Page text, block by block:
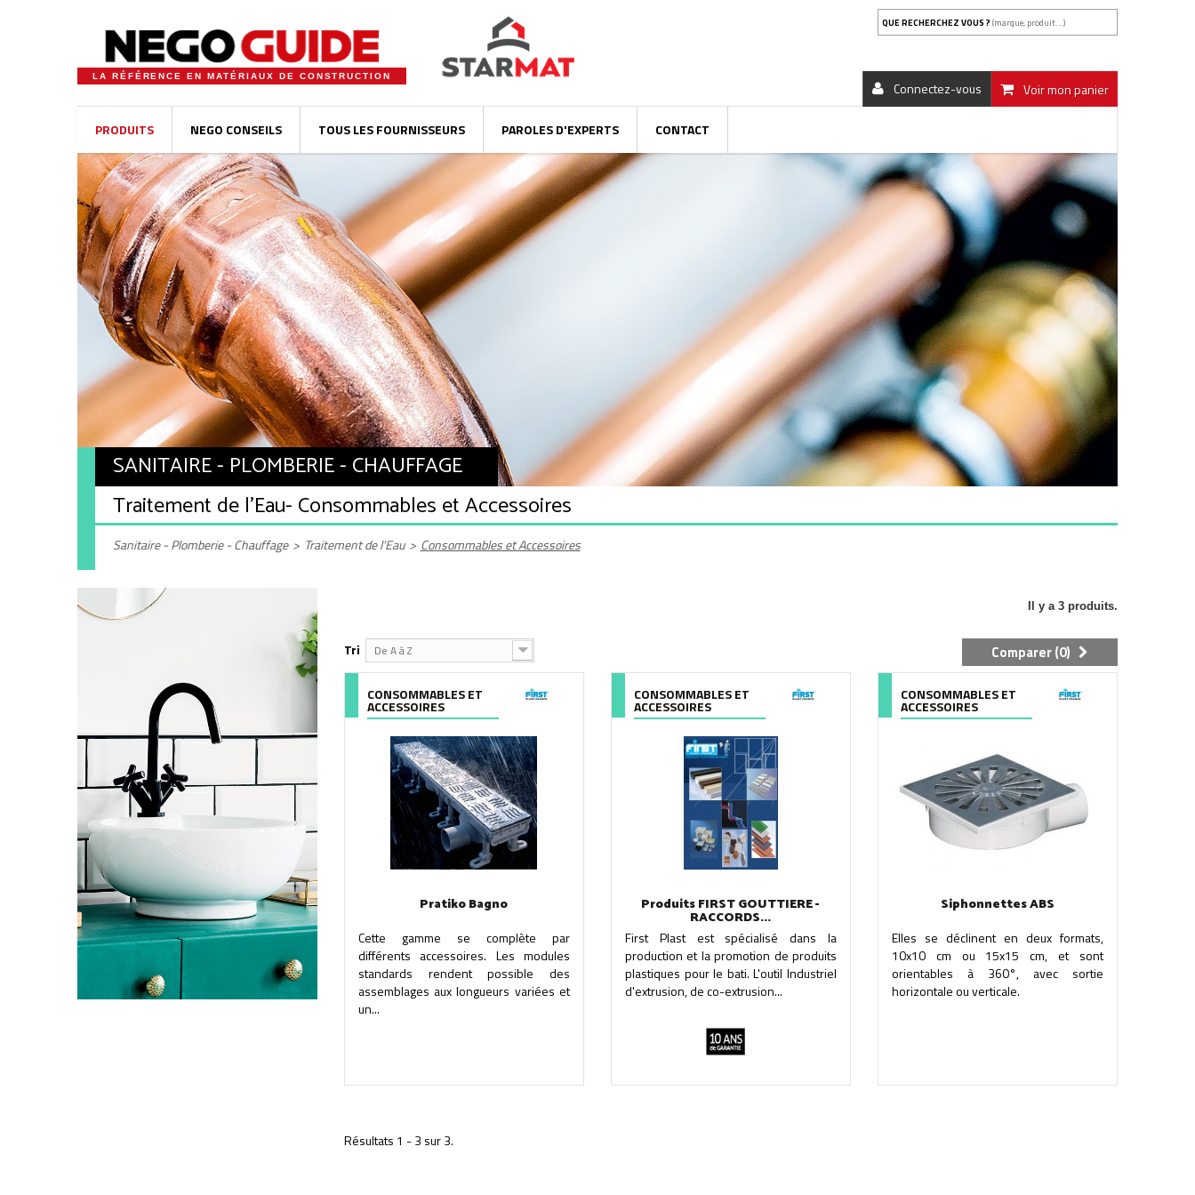
LA RÉFÉRENCE EN MATÉRIAUX DE CONSTRUCTION
QUE RECHERCHEZ VOUS ? (marque, produit...)
Voir mon panier
Connectez-vous
PRODUITS NEGO CONSEILS TOUS LES FOURNISSEURS PAROLES D'EXPERTS CONTACT
SANITAIRE - PLOMBERIE - CHAUFFAGE
Traitement de l'Eau- Consommables et Accessoires
Sanitaire - Plomberie - Chauffage > Traitement de l'Eau > Consommables et Accessoires
Il y a 3 produits.
Tri De A à Z Comparer (0)
CONSOMMABLES ET
ACCESSOIRES
Pratiko Bagno
Cette gamme se complète par
différents accessoires. Les modules
standards rendent possible des
assemblages aux longueurs variées et
un...
CONSOMMABLES ET
ACCESSOIRES
Produits FIRST GOUTTIERE -
RACCORDS...
First Plast est spécialisé dans la
production et la promotion de produits
plastiques pour le bati. L'outil Industriel
d'extrusion, de co-extrusion...
CONSOMMABLES ET
ACCESSOIRES
Siphonnettes ABS
Elles se déclinent en deux formats,
10x10 cm ou 15x15 cm, et sont
orientables à 360°, avec sortie
horizontale ou verticale.
Résultats 1 - 3 sur 3.